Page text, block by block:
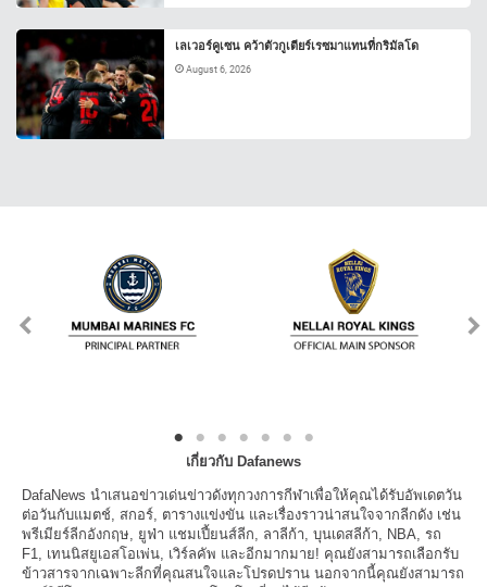
เลเวอร์คูเซน คว้าตัวกูเตียร์เรซมาแทนที่กริมัลโด
August 6, 2026
เกี่ยวกับ Dafanews
DafaNews นำเสนอข่าวเด่นข่าวดังทุกวงการกีฬาเพื่อให้คุณได้รับอัพเดตวัน
ต่อวันกับแมตช์, สกอร์, ตารางแข่งขัน และเรื่องราวน่าสนใจจากลีกดัง เช่น
พรีเมียร์ลีกอังกฤษ, ยูฟ่า แชมเปี้ยนส์ลีก, ลาลีก้า, บุนเดสลีก้า, NBA, รถ
F1, เทนนิสยูเอสโอเพ่น, เวิร์ลคัพ และอีกมากมาย! คุณยังสามารถเลือกรับ
ข้าวสารจากเฉพาะลีกที่คุณสนใจและโปรดปราน นอกจากนี้คุณยังสามารถ